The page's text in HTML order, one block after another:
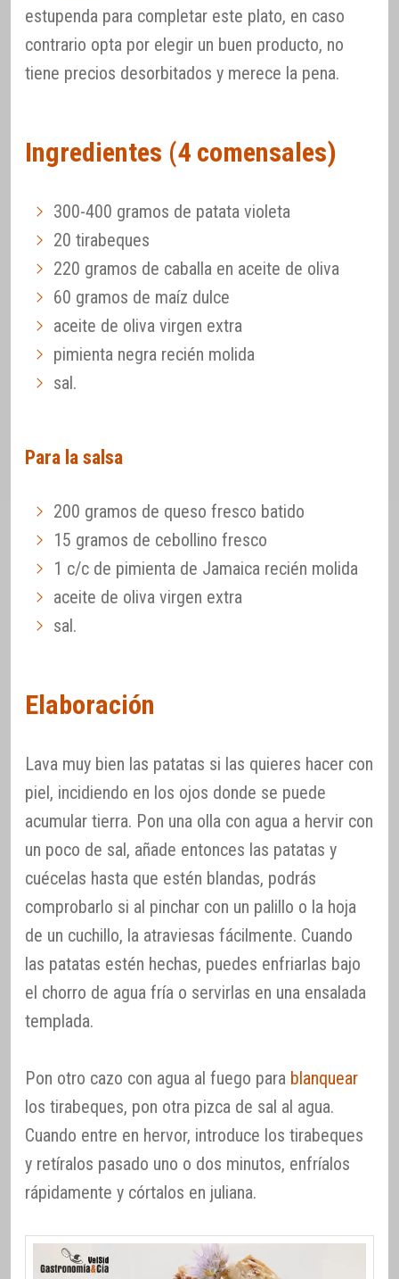
estupenda para completar este plato, en caso
contrario opta por elegir un buen producto, no
tiene precios desorbitados y merece la pena.
Ingredientes (4 comensales)
300-400 gramos de patata violeta
20 tirabeques
220 gramos de caballa en aceite de oliva
60 gramos de maíz dulce
aceite de oliva virgen extra
pimienta negra recién molida
sal.
Para la salsa
200 gramos de queso fresco batido
15 gramos de cebollino fresco
1 c/c de pimienta de Jamaica recién molida
aceite de oliva virgen extra
sal.
Elaboración
Lava muy bien las patatas si las quieres hacer con
piel, incidiendo en los ojos donde se puede
acumular tierra. Pon una olla con agua a hervir con
un poco de sal, añade entonces las patatas y
cuécelas hasta que estén blandas, podrás
comprobarlo si al pinchar con un palillo o la hoja
de un cuchillo, la atraviesas fácilmente. Cuando
las patatas estén hechas, puedes enfriarlas bajo
el chorro de agua fría o servirlas en una ensalada
templada.
Pon otro cazo con agua al fuego para blanquear
los tirabeques, pon otra pizca de sal al agua.
Cuando entre en hervor, introduce los tirabeques
y retíralos pasado uno o dos minutos, enfríalos
rápidamente y córtalos en juliana.